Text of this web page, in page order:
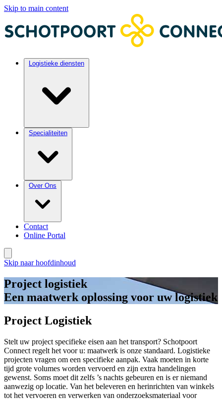
Skip to main content
Logistieke diensten
Specialiteiten
Over Ons
Contact
Online Portal
Skip naar hoofdinhoud
Project logistiek
Een maatwerk oplossing voor uw logistiek
Project Logistiek
Stelt uw project specifieke eisen aan het transport? Schotpoort
Connect regelt het voor u: maatwerk is onze standaard. Logistieke
projecten vragen om een specifieke aanpak. Vaak moeten in korte
tijd grote volumes worden vervoerd en zijn extra handelingen
gewenst. Soms moet dit zelfs ’s nachts gebeuren en is er niemand
aanwezig op locatie. Van het beleveren en herinrichten van winkels
tot het vervoeren en verwerken van onderzoeksmateriaal voor